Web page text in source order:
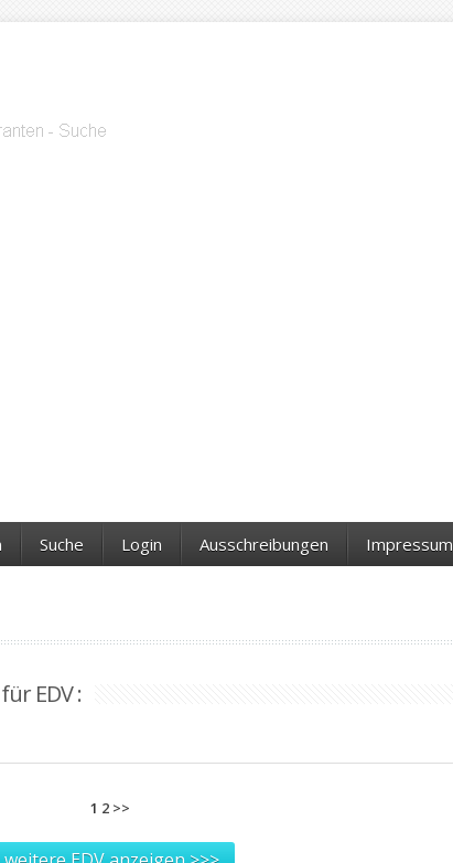
Suche Login Ausschreibungen Impressum
EDV :
1 2 >>